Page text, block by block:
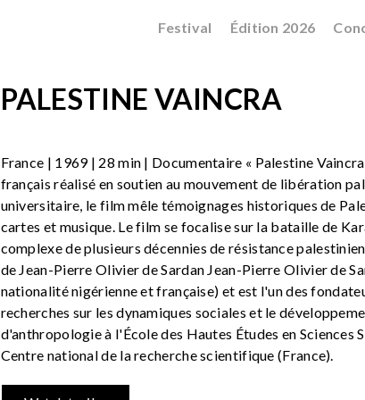
Festival Édition 2026
PALESTINE VAINCRA
France | 1969 | 28 min | Documentaire « Palestine
français réalisé en soutien au mouvement de libération
universitaire, le film mêle témoignages historiques de
cartes et musique. Le film se focalise sur la bataille de
complexe de plusieurs décennies de résistance
de Jean-Pierre Olivier de Sardan Jean-Pierre Olivier de
nationalité nigérienne et française) et est l'un des
recherches sur les dynamiques sociales et le
d'anthropologie à l'École des Hautes Études en Sciences
Centre national de la recherche scientifique (France).